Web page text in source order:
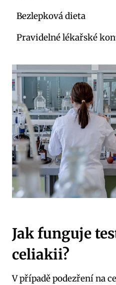
Bezlepková dieta
Pravidelné lékařské
Jak funguje
celiakii?
V případě podezření na